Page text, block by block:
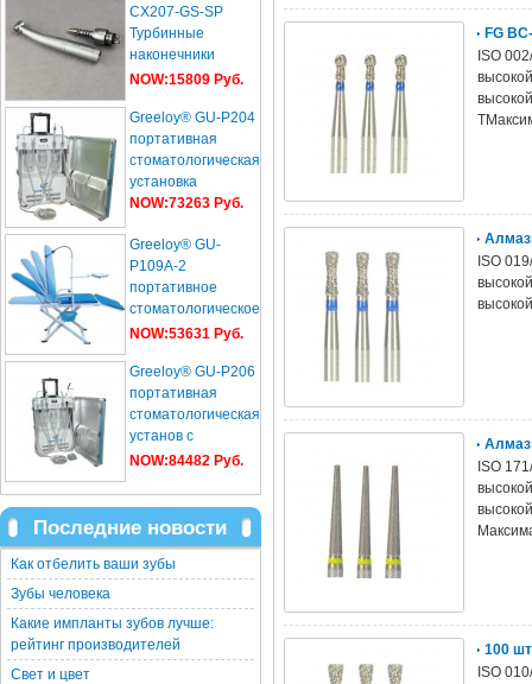
FG
ISO
ISO
ISO
100
ISO
CX207-GS-SP
Турбинные
наконечники
Световодас
стандартной ...
NOW:15809 Руб.
Greeloy® GU-P204
портативная
стоматологическая
установка
NOW:73263 Руб.
Greeloy® GU-
P109A-2
портативное
стоматологическое
кресло
NOW:53631 Руб.
Greeloy® GU-P206
портативная
стоматологическая
установ с
компрессор+ультразвуков...
NOW:84482 Руб.
Последние новости
Как отбелить ваши зубы
Зубы человека
Какие импланты зубов лучше:
рейтинг производителей
Свет и цвет